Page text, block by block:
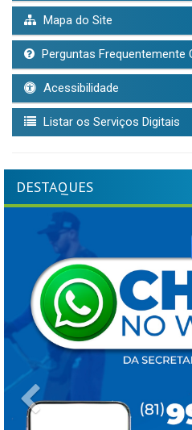
Mapa do Site
Perguntas Frequentemente
Acessibilidade
Listar os Serviços Digitais
DESTAQUES